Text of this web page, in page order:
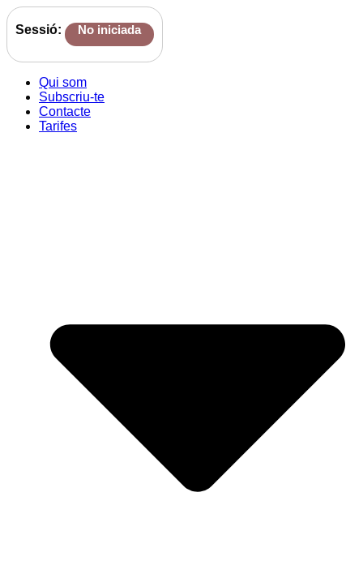
Sessió: No iniciada
Qui som
Subscriu-te
Contacte
Tarifes